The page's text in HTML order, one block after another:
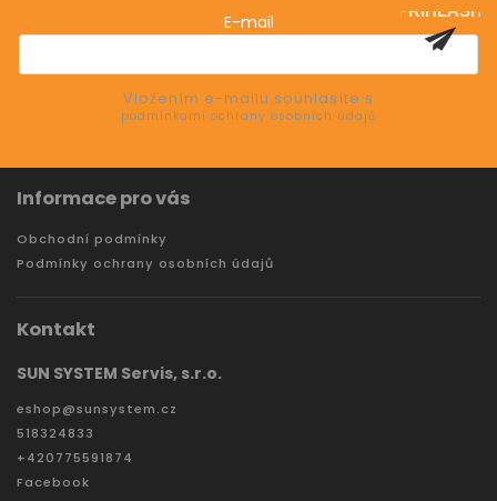
E-mail
Vložením e-mailu souhlasíte s
podmínkami ochrany osobních údajů
PŘIHLÁSIT
Informace pro vás
Obchodní podmínky
Podmínky ochrany osobních údajů
Kontakt
SUN SYSTEM Servis, s.r.o.
eshop@sunsystem.cz
518324833
+420775591874
Facebook